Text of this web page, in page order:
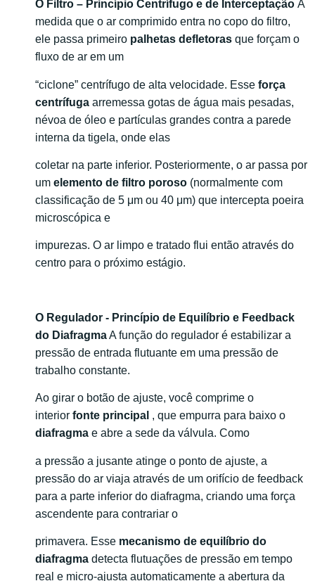
O Filtro – Princípio Centrífugo e de Interceptação À
medida que o ar comprimido entra no copo do filtro,
ele passa primeiro palhetas defletoras que forçam o
fluxo de ar em um
“ciclone” centrífugo de alta velocidade. Esse força
centrífuga arremessa gotas de água mais pesadas,
névoa de óleo e partículas grandes contra a parede
interna da tigela, onde elas
coletar na parte inferior. Posteriormente, o ar passa por
um elemento de filtro poroso (normalmente com
classificação de 5 μm ou 40 μm) que intercepta poeira
microscópica e
impurezas. O ar limpo e tratado flui então através do
centro para o próximo estágio.
O Regulador - Princípio de Equilíbrio e Feedback
do DiafragmaA função do regulador é estabilizar a
pressão de entrada flutuante em uma pressão de
trabalho constante.
Ao girar o botão de ajuste, você comprime o
interior fonte principal , que empurra para baixo o
diafragma e abre a sede da válvula. Como
a pressão a jusante atinge o ponto de ajuste, a
pressão do ar viaja através de um orifício de feedback
para a parte inferior do diafragma, criando uma força
ascendente para contrariar o
primavera. Esse mecanismo de equilíbrio do
diafragma detecta flutuações de pressão em tempo
real e micro-ajusta automaticamente a abertura da